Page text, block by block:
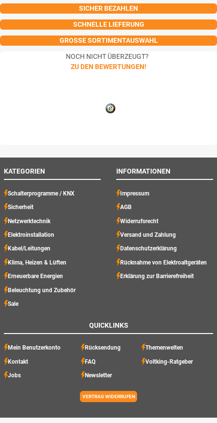
SICHER BEZAHLEN
SCHNELLE LIEFERUNG
GROSSE SORTIMENTAUSWAHL
NOCH NICHT ÜBERZEUGT?
ZU DEN BEWERTUNGEN!
KATEGORIEN
Schalterprogramme / KNX
Sicherheit
Netzwerktechnik
Elektroinstallation
Kabel/Leitungen
Klima, Heizen & Lüften
Erneuerbare Energien
Beleuchtung und Zubehör
Sale
INFORMATIONEN
Impressum
AGB
Widerrufsrecht
Versand und Zahlung
Datenschutzerklärung
Rücknahme von Elektroaltgeräten
Erklärung zur Barrierefreiheit
QUICKLINKS
Mein Benutzerkonto Rücksendung Themenwelten
Kontakt FAQ Voltking-Ratgeber
Jobs Newsletter
VERTRAG WIDERRUFEN